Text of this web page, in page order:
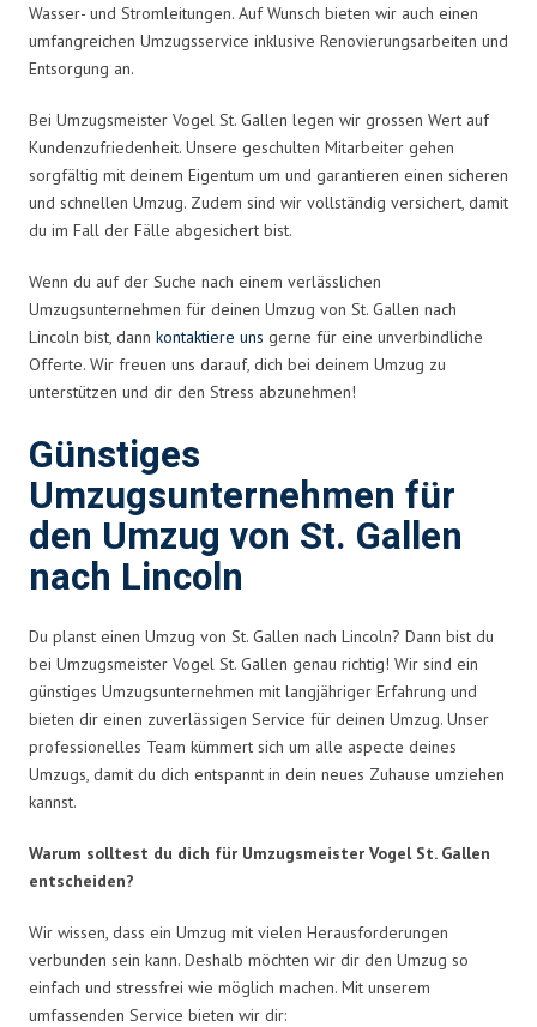
Wasser- und Stromleitungen. Auf Wunsch bieten wir auch einen
umfangreichen Umzugsservice inklusive Renovierungsarbeiten und
Entsorgung an.
Bei Umzugsmeister Vogel St. Gallen legen wir grossen Wert auf
Kundenzufriedenheit. Unsere geschulten Mitarbeiter gehen
sorgfältig mit deinem Eigentum um und garantieren einen sicheren
und schnellen Umzug. Zudem sind wir vollständig versichert, damit
du im Fall der Fälle abgesichert bist.
Wenn du auf der Suche nach einem verlässlichen
Umzugsunternehmen für deinen Umzug von St. Gallen nach
Lincoln bist, dann kontaktiere uns gerne für eine unverbindliche
Offerte. Wir freuen uns darauf, dich bei deinem Umzug zu
unterstützen und dir den Stress abzunehmen!
Günstiges
Umzugsunternehmen für
den Umzug von St. Gallen
nach Lincoln
Du planst einen Umzug von St. Gallen nach Lincoln? Dann bist du
bei Umzugsmeister Vogel St. Gallen genau richtig! Wir sind ein
günstiges Umzugsunternehmen mit langjähriger Erfahrung und
bieten dir einen zuverlässigen Service für deinen Umzug. Unser
professionelles Team kümmert sich um alle aspecte deines
Umzugs, damit du dich entspannt in dein neues Zuhause umziehen
kannst.
Warum solltest du dich für Umzugsmeister Vogel St. Gallen
entscheiden?
Wir wissen, dass ein Umzug mit vielen Herausforderungen
verbunden sein kann. Deshalb möchten wir dir den Umzug so
einfach und stressfrei wie möglich machen. Mit unserem
umfassenden Service bieten wir dir: